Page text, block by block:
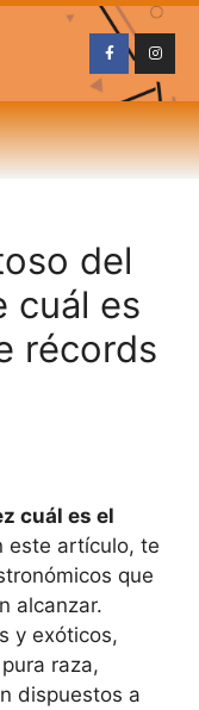
del
cuál es
récords
cuál es el
este artículo, te
que
alcanzar.
y exóticos,
raza,
dispuestos a